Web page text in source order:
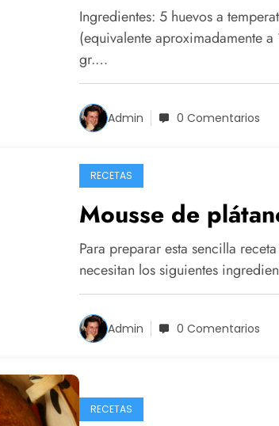
Ingredientes: 5 huevos a
(equivalente aproximadamente
gr.…
Admin 0 Comentarios
RECETAS
Mousse de
Para preparar esta sencilla
necesitan los siguientes
Admin 0 Comentarios
RECETAS